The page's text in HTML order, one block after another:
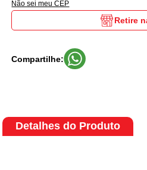
Não sei meu CEP
Retire
Compartilhe:
Detalhes do Produto